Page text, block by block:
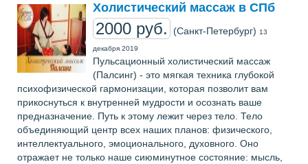
Холистический массаж в СПб
2000 руб. (Санкт-Петербург) 13
декабря 2019
Пульсационный холистический массаж
(Палсинг) - это мягкая техника глубокой
психофизической гармонизации, которая позволит вам
прикоснуться к внутренней мудрости и осознать ваше
предназначение. Путь к этому лежит через тело. Тело
объединяющий центр всех наших планов: физического,
интеллектуального, эмоционального, духовного. Оно
отражает не только наше сиюминутное состояние: мысль,